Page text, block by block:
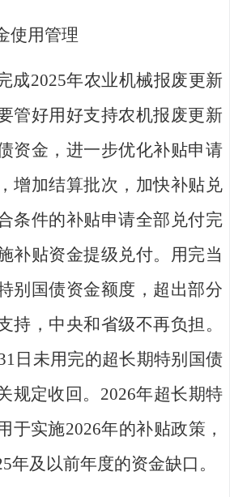
使用管理
成2025年农业机械报废更新
管好用好支持农机报废更新
资金，进一步优化补贴申请
增加结算批次，加快补贴兑
条件的补贴申请全部兑付完
补贴资金提级兑付。 用完当
别国债资金额度，超出部分
持，中央和省级不再负担。
日未用完的超长期特别国债
规定收回 。 2026年超长期特
于实施2026年的补贴政策，
年及以前年度的资金缺口。